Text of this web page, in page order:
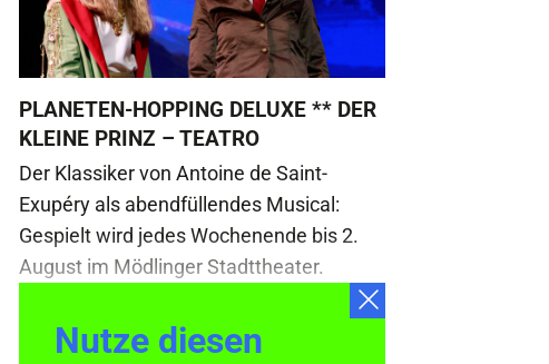
PLANETEN-HOPPING DELUXE ** DER
KLEINE PRINZ – TEATRO
Der Klassiker von Antoine de Saint-
Exupéry als abendfüllendes Musical:
Gespielt wird jedes Wochenende bis 2.
August im Mödlinger Stadttheater.
Nutze diesen